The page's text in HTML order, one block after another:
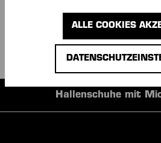
Hallenschuhe mit
ALLE COOKIES